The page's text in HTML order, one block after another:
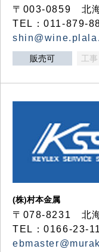
〒003-0859 北
TEL：011-879-
販売可 工
(株)村本金属
〒078-8231 北
TEL：0166-23-